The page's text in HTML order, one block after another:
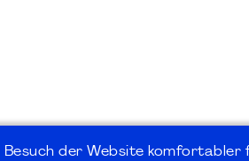
Besuch der Website